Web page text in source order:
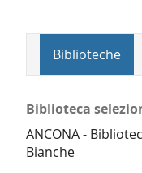
Biblioteche
Biblioteca
ANCONA -
Bianche